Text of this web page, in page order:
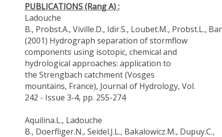
PUBLICATIONS (Rang A) :
Ladouche
B., Probst.A., Viville.D., Idir.S., Loubet.M., Probst.L.,
(2001) Hydrograph separation of stormflow
components using isotopic, chemical and
hydrological approaches: application to
the Strengbach catchment (Vosges
mountains, France), Journal of Hydrology, Vol.
242 - Issue 3-4, pp. 255-274
Aquilina.L., Ladouche
B., Doerfliger.N., Seidel.J.L., Bakalowicz.M., Dupuy.C.,